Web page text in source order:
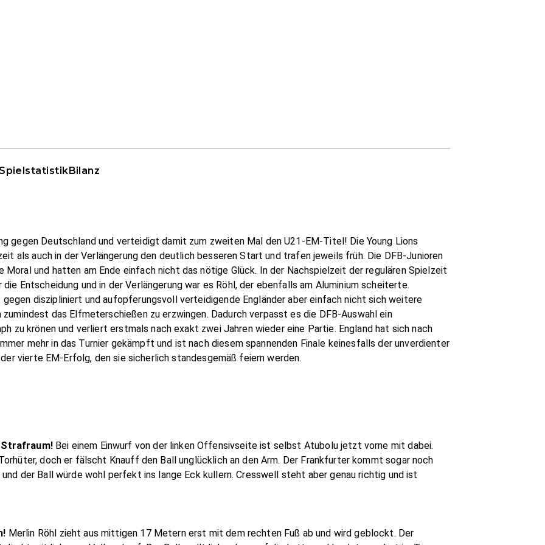
Bilanz
gegen Deutschland und verteidigt damit zum zweiten Mal den U21-EM-Titel! Die Young Lions
als auch in der Verlängerung den deutlich besseren Start und trafen jeweils früh. Die DFB-Junioren
und hatten am Ende einfach nicht das nötige Glück. In der Nachspielzeit der regulären Spielzeit
Entscheidung und in der Verlängerung war es Röhl, der ebenfalls am Aluminium scheiterte.
diszipliniert und aufopferungsvoll verteidigende Engländer aber einfach nicht sich weitere
das Elfmeterschießen zu erzwingen. Dadurch verpasst es die DFB-Auswahl ein
zu krönen und verliert erstmals nach exakt zwei Jahren wieder eine Partie. England hat sich nach
mehr in das Turnier gekämpft und ist nach diesem spannenden Finale keinesfalls der unverdienter
vierte EM-Erfolg, den sie sicherlich standesgemäß feiern werden.
Strafraum!Bei einem Einwurf von der linken Offensivseite ist selbst Atubolu jetzt vorne mit dabei.
doch er fälscht Knauff den Ball unglücklich an den Arm. Der Frankfurter kommt sogar noch
der Ball würde wohl perfekt ins lange Eck kullern. Cresswell steht aber genau richtig und ist
Merlin Röhl zieht aus mittigen 17 Metern erst mit dem rechten Fuß ab und wird geblockt. Der